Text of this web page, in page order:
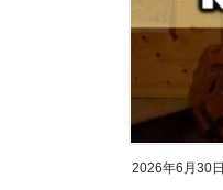
2026年6月30日